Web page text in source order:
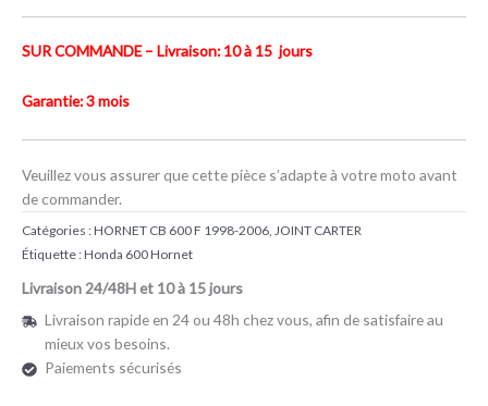
SUR COMMANDE – Livraison: 10 à 15 jours
Garantie: 3 mois
Veuillez vous assurer que cette pièce s’adapte à votre moto avant
de commander.
Catégories :HORNET CB 600 F 1998-2006 JOINT CARTER
Étiquette :Honda 600 Hornet
Livraison 24/48H et 10 à 15 jours
Livraison rapide en 24 ou 48h chez vous, afin de satisfaire au
mieux vos besoins.
Paiements sécurisés